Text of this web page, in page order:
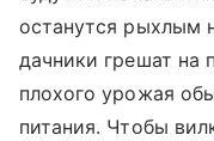
останутся рыхлым
дачники грешат на
плохого урожая
питания. Чтобы